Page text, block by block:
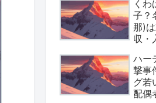
くわ
子？
那)
収・
ハー
撃事
グ若
配偶